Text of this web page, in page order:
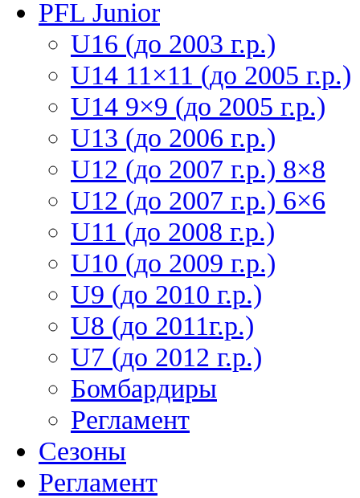
PFL Junior
U16 (до 2003 г.р.)
U14 11×11 (до 2005 г.р.)
U14 9×9 (до 2005 г.р.)
U13 (до 2006 г.р.)
U12 (до 2007 г.р.) 8×8
U12 (до 2007 г.р.) 6×6
U11 (до 2008 г.р.)
U10 (до 2009 г.р.)
U9 (до 2010 г.р.)
U8 (до 2011г.р.)
U7 (до 2012 г.р.)
Бомбардиры
Регламент
Сезоны
Регламент